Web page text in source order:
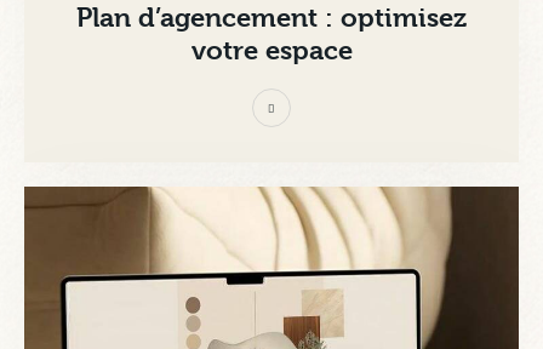
Plan d’agencement : optimisez
votre espace